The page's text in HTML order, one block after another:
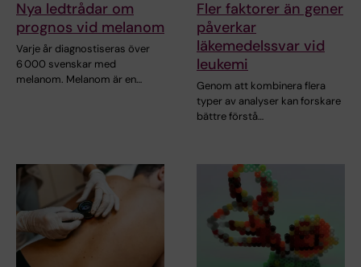
Nya ledtrådar om
prognos vid melanom
Varje år diagnostiseras över
6 000 svenskar med
melanom. Melanom är en…
Fler faktorer än gener
påverkar
läkemedelssvar vid
leukemi
Genom att kombinera flera
typer av analyser kan forskare
bättre förstå…